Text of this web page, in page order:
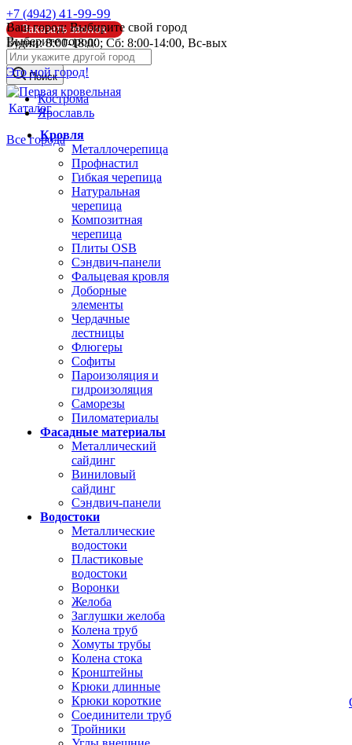
Ваш город: Выбирите свой город
Выберите город:
Это мой город!
Кострома
Ярославль
Все города
+7 (4942) 41-99-99
Заказать звонок
Будни: 8:00-18:00; Сб: 8:00-14:00, Вс-вых
info@pk44.ru
Поиск
Каталог
Кровля
Металлочерепица
Профнастил
Гибкая черепица
Натуральная
черепица
Композитная
черепица
Плиты OSB
Сэндвич-панели
Фальцевая кровля
Доборные
элементы
Чердачные
лестницы
Флюгеры
Софиты
Пароизоляция и
гидроизоляция
Саморезы
Пиломатериалы
Фасадные материалы
Металлический
сайдинг
Виниловый
сайдинг
Сэндвич-панели
Водостоки
Металлические
водостоки
Пластиковые
водостоки
Воронки
Желоба
Заглушки желоба
Колена труб
Хомуты трубы
Колена стока
Кронштейны
Крюки длинные
Крюки короткие
Соединители труб
Тройники